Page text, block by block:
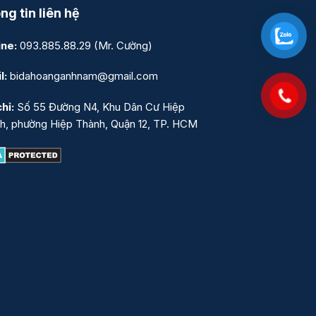
tin liên hệ
093.885.88.29 (Mr. Cường)
bidahoanganhnam@gmail.com
Số 55 Đường N4, Khu Dân Cư Hiệp
phường Hiệp Thành, Quận 12, TP. HCM